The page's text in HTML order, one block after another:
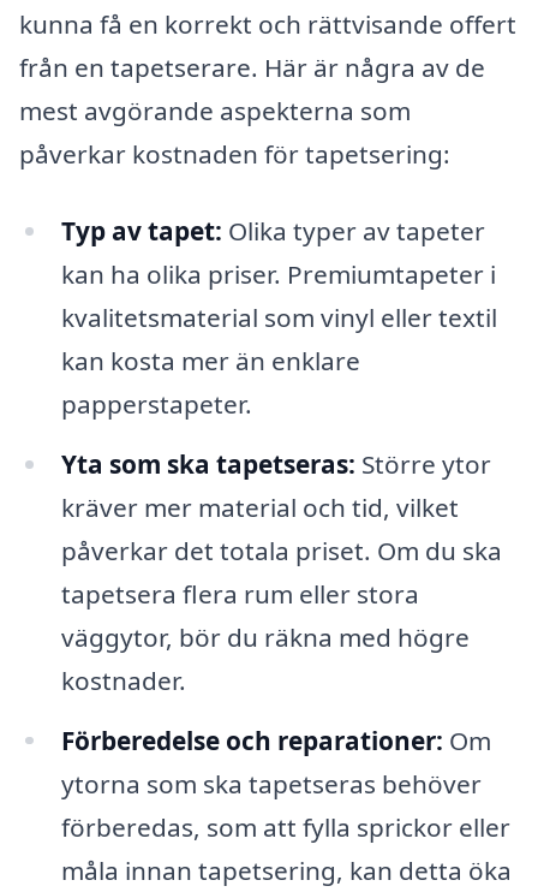
kunna få en korrekt och rättvisande offert
från en tapetserare. Här är några av de
mest avgörande aspekterna som
påverkar kostnaden för tapetsering:
Typ av tapet: Olika typer av tapeter
kan ha olika priser. Premiumtapeter i
kvalitetsmaterial som vinyl eller textil
kan kosta mer än enklare
papperstapeter.
Yta som ska tapetseras: Större ytor
kräver mer material och tid, vilket
påverkar det totala priset. Om du ska
tapetsera flera rum eller stora
väggytor, bör du räkna med högre
kostnader.
Förberedelse och reparationer: Om
ytorna som ska tapetseras behöver
förberedas, som att fylla sprickor eller
måla innan tapetsering, kan detta öka